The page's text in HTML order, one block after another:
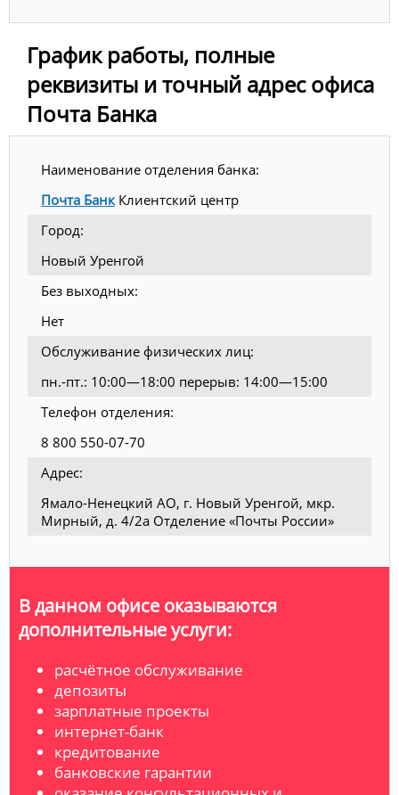
График работы, полные
реквизиты и точный адрес офиса
Почта Банка
Наименование отделения банка:
Почта БанкКлиентский центр
Город:
Новый Уренгой
Без выходных:
Нет
Обслуживание физических лиц:
пн.-пт.: 10:00—18:00 перерыв: 14:00—15:00
Телефон отделения:
8 800 550-07-70
Адрес:
Ямало-Ненецкий АО, г. Новый Уренгой, мкр.
Мирный, д. 4/2а Отделение «Почты России»
В данном офисе оказываются
дополнительные услуги:
расчётное обслуживание
депозиты
зарплатные проекты
интернет-банк
кредитование
банковские гарантии